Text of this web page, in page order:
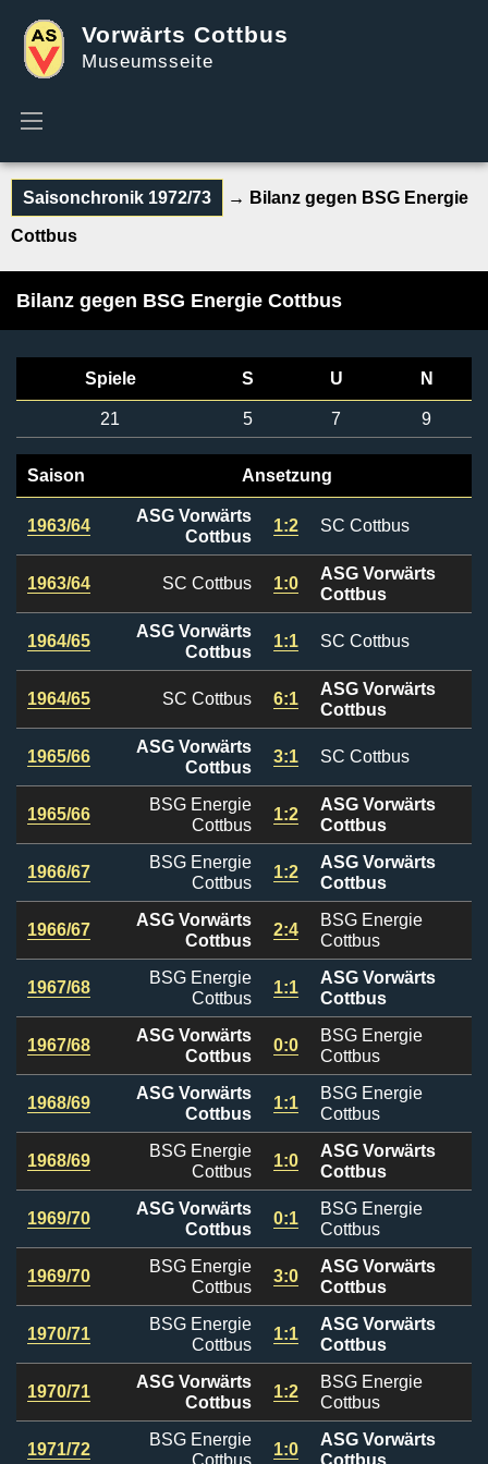
Vorwärts Cottbus
Museumsseite
Saisonchronik 1972/73 → Bilanz gegen BSG Energie
Cottbus
Bilanz gegen BSG Energie Cottbus
Spiele S U N
21 5 7 9
Saison Ansetzung
1963/64
ASG Vorwärts
Cottbus
1:2 SC Cottbus
1963/64 SC Cottbus 1:0
ASG Vorwärts
Cottbus
1964/65
ASG Vorwärts
Cottbus
1:1 SC Cottbus
1964/65 SC Cottbus 6:1
ASG Vorwärts
Cottbus
1965/66
ASG Vorwärts
Cottbus
3:1 SC Cottbus
1965/66
BSG Energie
Cottbus
1:2
ASG Vorwärts
Cottbus
1966/67
BSG Energie
Cottbus
1:2
ASG Vorwärts
Cottbus
1966/67
ASG Vorwärts
Cottbus
2:4
BSG Energie
Cottbus
1967/68
BSG Energie
Cottbus
1:1
ASG Vorwärts
Cottbus
1967/68
ASG Vorwärts
Cottbus
0:0
BSG Energie
Cottbus
1968/69
ASG Vorwärts
Cottbus
1:1
BSG Energie
Cottbus
1968/69
BSG Energie
Cottbus
1:0
ASG Vorwärts
Cottbus
1969/70
ASG Vorwärts
Cottbus
0:1
BSG Energie
Cottbus
1969/70
BSG Energie
Cottbus
3:0
ASG Vorwärts
Cottbus
1970/71
BSG Energie
Cottbus
1:1
ASG Vorwärts
Cottbus
1970/71
ASG Vorwärts
Cottbus
1:2
BSG Energie
Cottbus
1971/72
BSG Energie
1:0
ASG Vorwärts